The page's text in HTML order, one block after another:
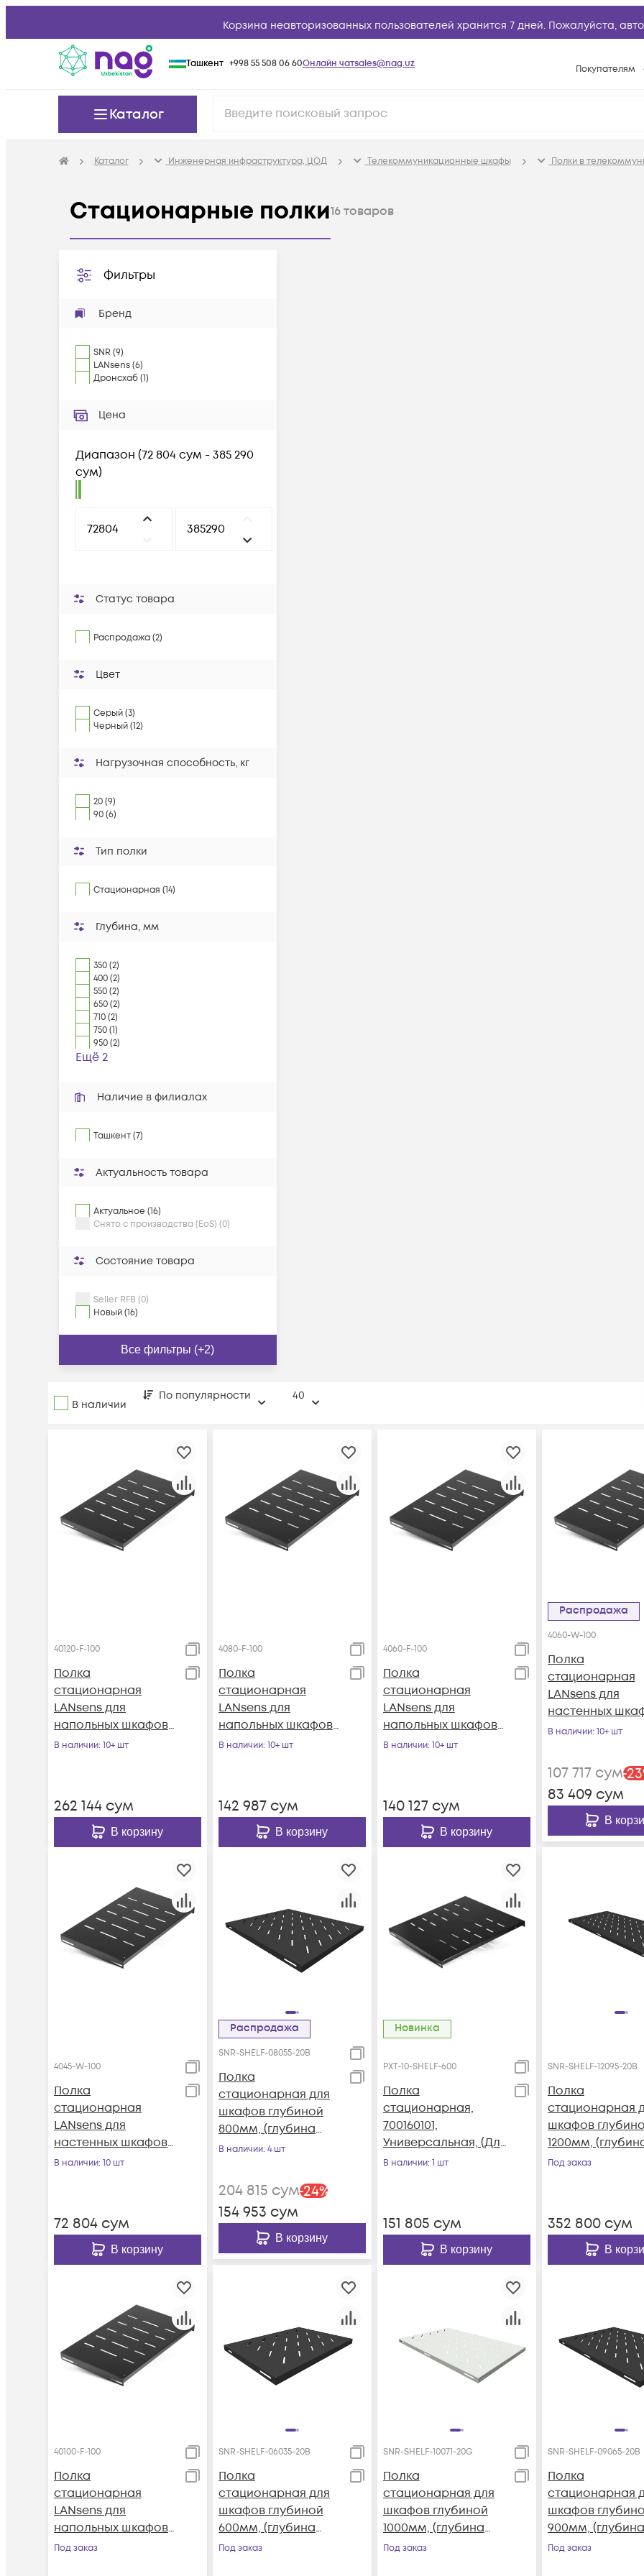
Корзина неавторизованных пользователей хранится 7 дней. Пожалуйста,
Ташкент +998 55 508 06 60Онлайн чатsales@nag.uz Покупателям
Вопросы и
Каталог
Каталог Инженерная инфраструктура, ЦОД Телекоммуникационные шкафы Полки в
Стационарные полки16товаров
Фильтры
Бренд
SNR (9)
LANsens(6)
Дронсхаб(1)
Цена
Диапазон (72 804 сум - 385 290
сум)
Статус товара
Распродажа (2)
Цвет
Серый (3)
Черный (12)
Нагрузочная способность, кг
20 (9)
90 (6)
Тип полки
Стационарная (14)
Глубина, мм
350 (2)
400 (2)
550 (2)
650 (2)
710 (2)
750 (1)
950 (2)
Ещё 2
Наличие в филиалах
Ташкент (7)
Актуальность товара
Актуальное (16)
Снято с производства (EoS) (0)
Состояние товара
Seller RFB (0)
Новый (16)
Все фильтры (+2)
В наличии
По популярности 40
40120-F-100
Полка
стационарная
LANsens для
напольных шкафов
глубиной 1200мм,
В наличии: 10+ шт
262 144 сум
В корзину
4080-F-100
Полка
стационарная
LANsens для
напольных шкафов
глубиной 800мм,
В наличии: 10+ шт
142 987сум
В корзину
4060-F-100
Полка
стационарная
LANsens для
напольных шкафов
глубиной 600мм,
В наличии: 10+ шт
140 127сум
В корзину
Распродажа
4060-W-100
Полка
стационарная
LANsens для
настенных
глубиной 600мм,
В наличии: 10+ шт
107 717сум-23
83 409 сум
В
4045-W-100
Полка
стационарная
LANsens для
настенных шкафов
глубиной 450мм,
В наличии: 10 шт
72 804 сум
В корзину
Распродажа
SNR-SHELF-08055-20B
Полка
стационарная для
шкафов глубиной
800мм, (глубина
полки 550мм)
нагрузка 20кг, цвет-
черный (SNR-SHELF-
08055-20B)
В наличии: 4 шт
204 815 сум-24%
154 953 сум
В корзину
Новинка
PXT-10-SHELF-600
Полка
стационарная,
700160101,
Универсальная, (Для
600 мм настенных
В наличии: 1 шт
151 805 сум
В корзину
SNR-SHELF-12095-20B
Полка
стационарная
шкафов
1200мм,
полки 950мм)
12095-20B)
Под заказ
352 800сум
В
40100-F-100
Полка
стационарная
LANsens для
напольных шкафов
глубиной 1000мм,
Под заказ
SNR-SHELF-06035-20B
Полка
стационарная для
шкафов глубиной
600мм, (глубина
полки 350мм)
Под заказ
SNR-SHELF-10071-20G
Полка
стационарная для
шкафов глубиной
1000мм, (глубина
полки 710мм)
Под заказ
SNR-SHELF-09065-20B
Полка
стационарная
шкафов
900мм, (глубина
полки 650мм)
Под заказ